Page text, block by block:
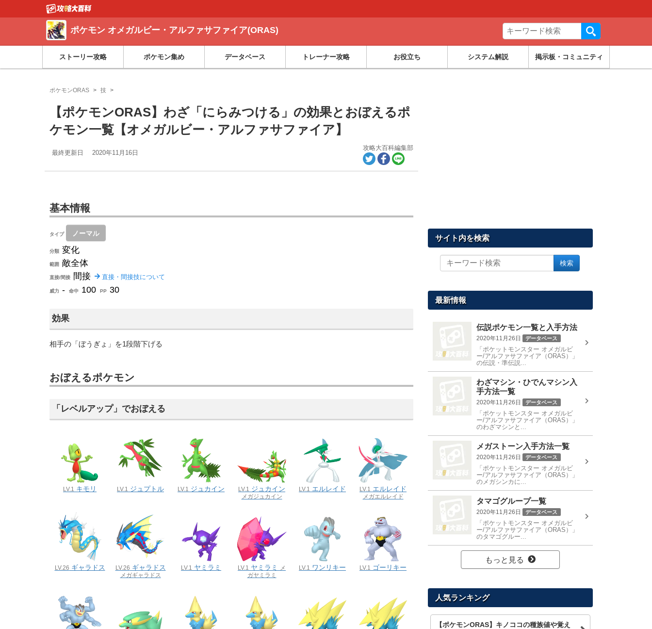
ポケモン オメガルビー・アルファサファイア(ORAS)
ストーリー攻略 ポケモン集め データベース トレーナー攻略 お役立ち システム解説 掲示板・コミュニティ
ポケモンORAS 技
【ポケモンORAS】わざ「にらみつける」の効果とおぼえるポ
ケモン一覧【オメガルビー・アルファサファイア】
最終更新日 2020年11月16日
攻略大百科編集部
基本情報
タイプ ノーマル
分類 変化
範囲 敵全体
直接/間接 間接 直接・間接技について
威力 - 命中 100 PP 30
効果
相手の「ぼうぎょ」を1段階下げる
おぼえるポケモン
「レベルアップ」でおぼえる
LV.1 キモリ LV.1 ジュプトル LV.1 ジュカイン LV.1 ジュカイン
メガジュカイン
LV.1 エルレイド LV.1 エルレイド
メガエルレイド
LV.26 ギャラドス LV.26 ギャラドス
メガギャラドス
LV.1 ヤミラミ LV.1 ヤミラミ
メ
ガヤミラミ
LV.1 ワンリキー LV.1 ゴーリキー
サイト内を検索
イ
を
検索
最新情報
伝説ポケモン一覧と入手方法
2020年11月26日 データベース
「ポケットモンスター オメガルビ
ー/アルファサファイア（ORAS）」
の伝説・準伝説...
わざマシン・ひでんマシン入
手方法一覧
2020年11月26日 データベース
「ポケットモンスター オメガルビ
ー/アルファサファイア（ORAS）」
のわざマシンと...
メガストーン入手方法一覧
2020年11月26日 データベース
「ポケットモンスター オメガルビ
ー/アルファサファイア（ORAS）」
のメガシンカに...
タマゴグループ一覧
2020年11月26日 データベース
「ポケットモンスター オメガルビ
ー/アルファサファイア（ORAS）」
のタマゴグルー...
もっと見る
人気ランキング
【ポケモンORAS】キノココの種族値や覚え